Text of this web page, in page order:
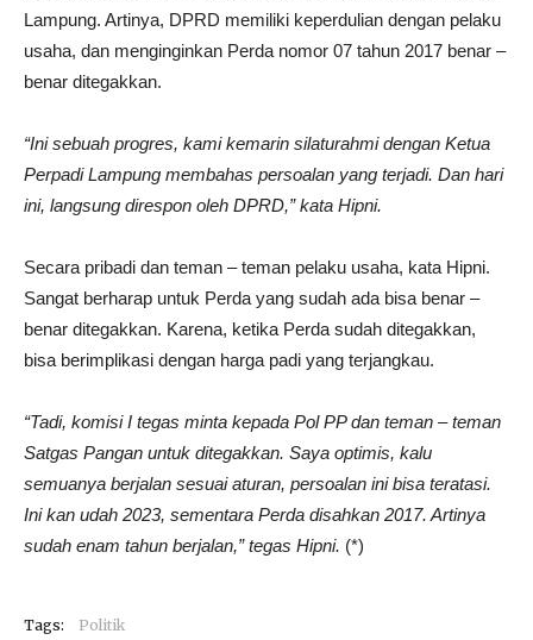
Lampung. Artinya, DPRD memiliki keperdulian dengan pelaku
usaha, dan menginginkan Perda nomor 07 tahun 2017 benar –
benar ditegakkan.
“Ini sebuah progres, kami kemarin silaturahmi dengan Ketua
Perpadi Lampung membahas persoalan yang terjadi. Dan hari
ini, langsung direspon oleh DPRD,” kata Hipni.
Secara pribadi dan teman – teman pelaku usaha, kata Hipni.
Sangat berharap untuk Perda yang sudah ada bisa benar –
benar ditegakkan. Karena, ketika Perda sudah ditegakkan,
bisa berimplikasi dengan harga padi yang terjangkau.
“Tadi, komisi I tegas minta kepada Pol PP dan teman – teman
Satgas Pangan untuk ditegakkan. Saya optimis, kalu
semuanya berjalan sesuai aturan, persoalan ini bisa teratasi.
Ini kan udah 2023, sementara Perda disahkan 2017. Artinya
sudah enam tahun berjalan,” tegas Hipni. (*)
Tags: Politik